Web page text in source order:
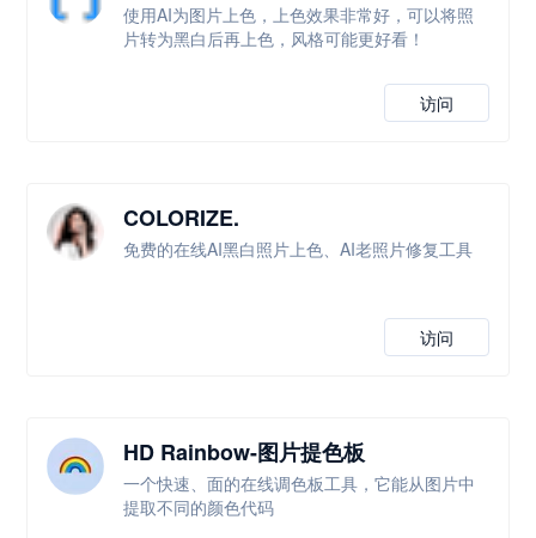
使用AI为图片上色，上色效果非常好，可以将照
片转为黑白后再上色，风格可能更好看！
访问
COLORIZE.
免费的在线AI黑白照片上色、AI老照片修复工具
访问
HD Rainbow-图片提色板
一个快速、面的在线调色板工具，它能从图片中
提取不同的颜色代码